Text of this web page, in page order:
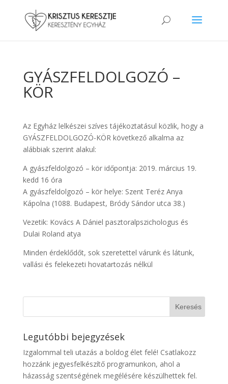
GYÁSZFELDOLGOZÓ –
KÖR
Az Egyház lelkészei szíves tájékoztatásul közlik, hogy a
GYÁSZFELDOLGOZÓ-KÖR következő alkalma az
alábbiak szerint alakul:
A gyászfeldolgozó – kör időpontja: 2019. március 19.
kedd 16 óra
A gyászfeldolgozó – kör helye: Szent Teréz Anya
Kápolna (1088. Budapest, Bródy Sándor utca 38.)
Vezetik: Kovács A Dániel pasztoralpszichologus és
Dulai Roland atya
Minden érdeklődőt, sok szeretettel várunk és látunk,
vallási és felekezeti hovatartozás nélkül
Legutóbbi bejegyzések
Izgalommal teli utazás a boldog élet felé! Csatlakozz
hozzánk jegyesfelkészítő programunkon, ahol a
házasság szentségének megélésére készülhettek fel.